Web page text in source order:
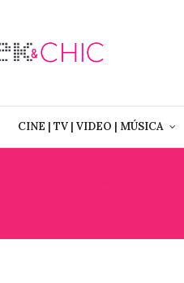
CINE | TV | VIDEO | MÚSICA